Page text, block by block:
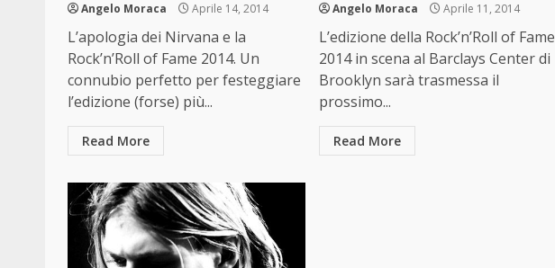
Angelo Moraca Aprile 14, 2014
L’apologia dei Nirvana e la
Rock’n’Roll of Fame 2014. Un
connubio perfetto per festeggiare
l’edizione (forse) più...
Read More
Angelo Moraca Aprile 11, 2014
L’edizione della Rock’n’Roll of Fame
2014 in scena al Barclays Center di
Brooklyn sarà trasmessa il
prossimo...
Read More